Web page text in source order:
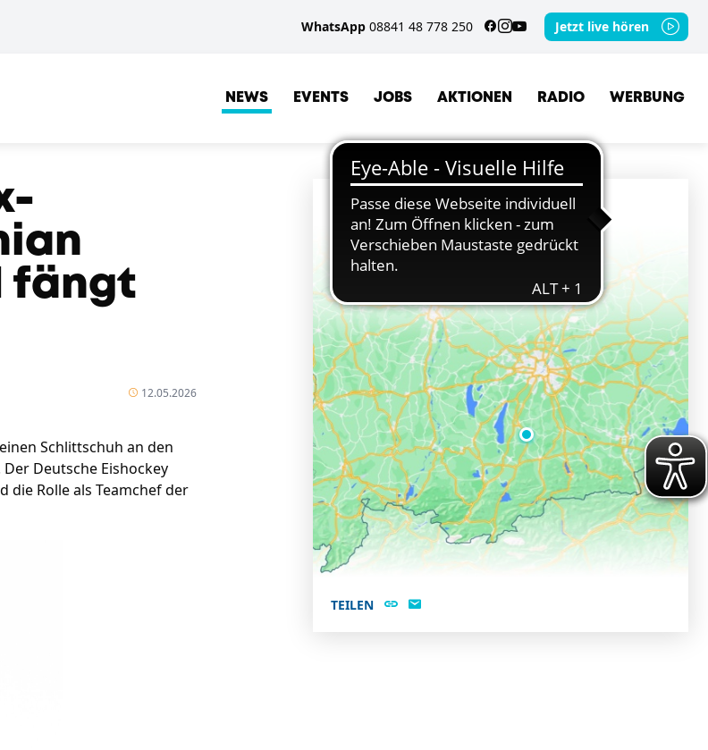
WhatsApp 08841 48 778 250 Jetzt live hören
NEWS EVENTS JOBS AKTIONEN RADIO WERBUNG
fängt
12.05.2026
Schlittschuh an den
Deutsche Eishockey
die Rolle als Teamchef der
ORTE
GERETSRIED
TEILEN